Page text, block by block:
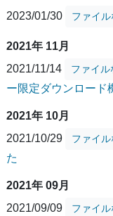
2023/01/30
ファイル
2021年 11月
2021/11/14
ファイル
ー限定ダウンロード
2021年 10月
2021/10/29
ファイル
た
2021年 09月
2021/09/09
ファイル